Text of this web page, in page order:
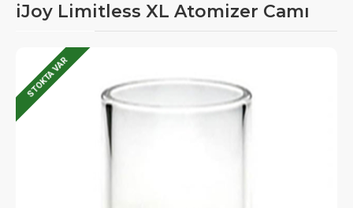
iJoy Limitless XL Atomizer Camı
STOKTA VAR